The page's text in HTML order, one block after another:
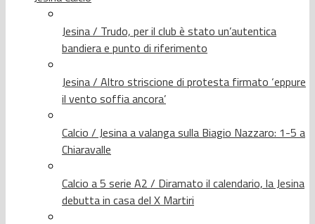
Jesina / Trudo, per il club è stato un’autentica
bandiera e punto di riferimento
Jesina / Altro striscione di protesta firmato ‘eppure
il vento soffia ancora’
Calcio / Jesina a valanga sulla Biagio Nazzaro: 1-5 a
Chiaravalle
Calcio a 5 serie A2 / Diramato il calendario, la Jesina
debutta in casa del X Martiri